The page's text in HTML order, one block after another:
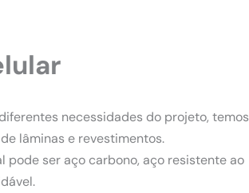
necessidades do projeto, temos
lâminas e revestimentos.
pode ser aço carbono, aço resistente ao